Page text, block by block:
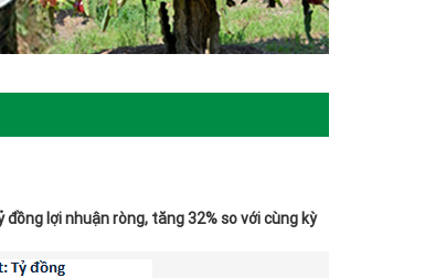
lợi nhuận ròng, tăng 32% so với cùng kỳ